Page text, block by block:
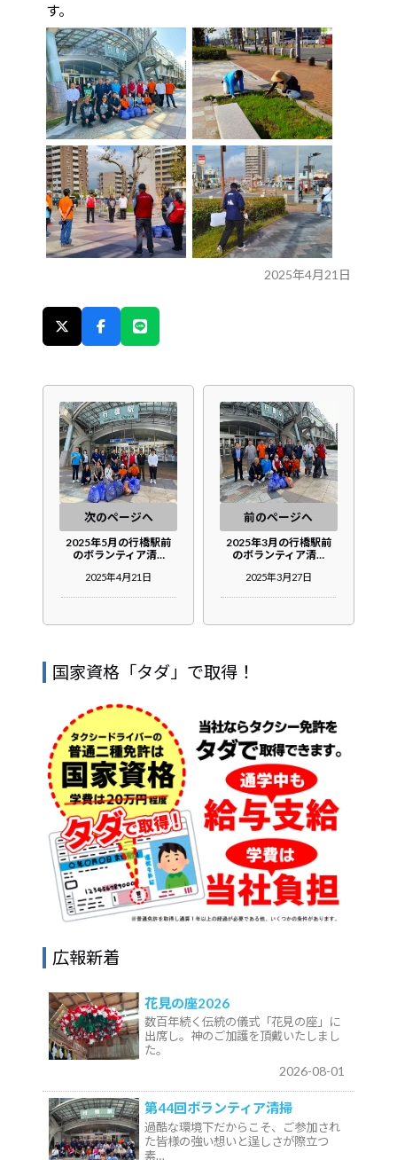
す。
2025年4月21日
次のページへ
2025年5月の行橋駅前
のボランティア清…
2025年4月21日
前のページへ
2025年3月の行橋駅前
のボランティア清…
2025年3月27日
国家資格「タダ」で取得！
広報新着
花見の座2026
数百年続く伝統の儀式「花見の座」に
出席し。神のご加護を頂戴いたしまし
た。
2026-08-01
第44回ボランティア清掃
過酷な環境下だからこそ、ご参加され
た皆様の強い想いと逞しさが際立つ
素…